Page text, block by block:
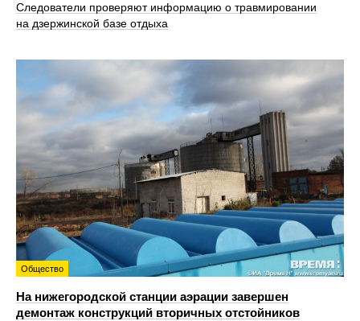
Следователи проверяют информацию о травмировании
на дзержинской базе отдыха
Общество
На нижегородской станции аэрации завершен
демонтаж конструкций вторичных отстойников